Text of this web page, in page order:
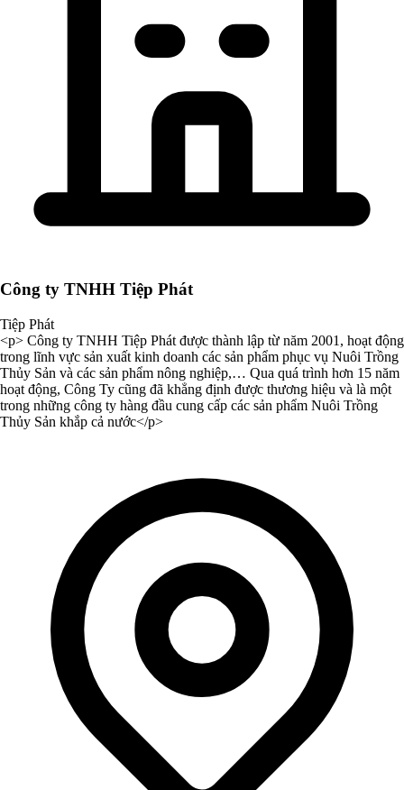
Công ty TNHH Tiệp Phát
Tiệp Phát
<p> Công ty TNHH Tiệp Phát được thành lập từ năm 2001, hoạt động
trong lĩnh vực sản xuất kinh doanh các sản phẩm phục vụ Nuôi Trồng
Thủy Sản và các sản phẩm nông nghiệp,… Qua quá trình hơn 15 năm
hoạt động, Công Ty cũng đã khẳng định được thương hiệu và là một
trong những công ty hàng đầu cung cấp các sản phẩm Nuôi Trồng
Thủy Sản khắp cả nước</p>